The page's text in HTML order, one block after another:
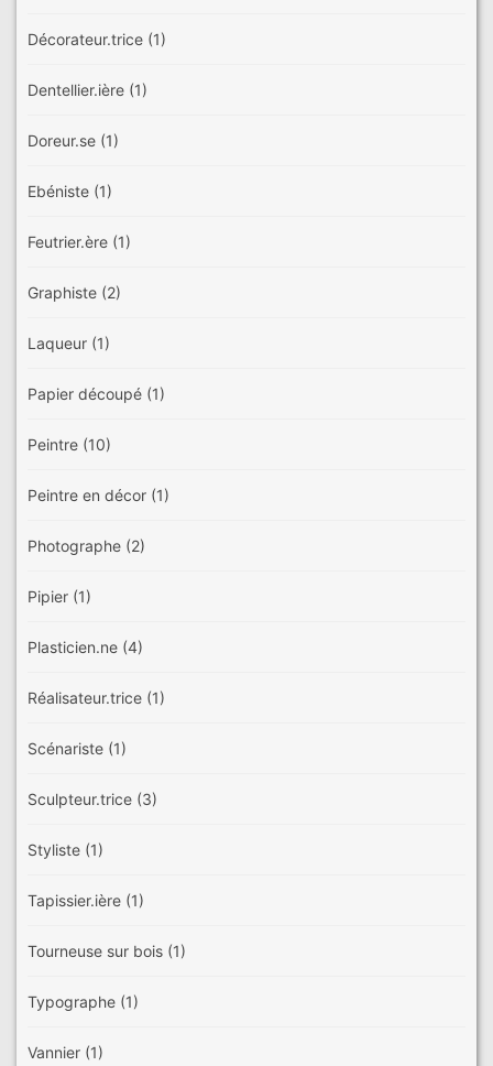
Décorateur.trice (1)
Dentellier.ière (1)
Doreur.se (1)
Ebéniste (1)
Feutrier.ère (1)
Graphiste (2)
Laqueur (1)
Papier découpé (1)
Peintre (10)
Peintre en décor (1)
Photographe (2)
Pipier (1)
Plasticien.ne (4)
Réalisateur.trice (1)
Scénariste (1)
Sculpteur.trice (3)
Styliste (1)
Tapissier.ière (1)
Tourneuse sur bois (1)
Typographe (1)
Vannier (1)